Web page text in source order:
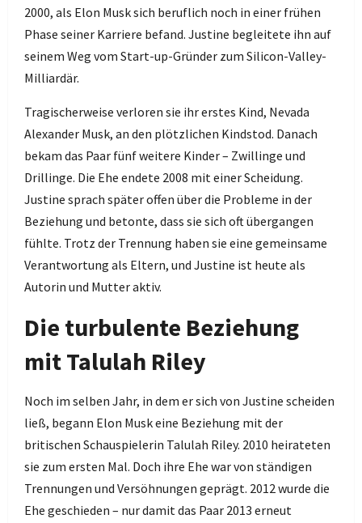
2000, als Elon Musk sich beruflich noch in einer frühen
Phase seiner Karriere befand. Justine begleitete ihn auf
seinem Weg vom Start-up-Gründer zum Silicon-Valley-
Milliardär.
Tragischerweise verloren sie ihr erstes Kind, Nevada
Alexander Musk, an den plötzlichen Kindstod. Danach
bekam das Paar fünf weitere Kinder – Zwillinge und
Drillinge. Die Ehe endete 2008 mit einer Scheidung.
Justine sprach später offen über die Probleme in der
Beziehung und betonte, dass sie sich oft übergangen
fühlte. Trotz der Trennung haben sie eine gemeinsame
Verantwortung als Eltern, und Justine ist heute als
Autorin und Mutter aktiv.
Die turbulente Beziehung
mit Talulah Riley
Noch im selben Jahr, in dem er sich von Justine scheiden
ließ, begann Elon Musk eine Beziehung mit der
britischen Schauspielerin Talulah Riley. 2010 heirateten
sie zum ersten Mal. Doch ihre Ehe war von ständigen
Trennungen und Versöhnungen geprägt. 2012 wurde die
Ehe geschieden – nur damit das Paar 2013 erneut